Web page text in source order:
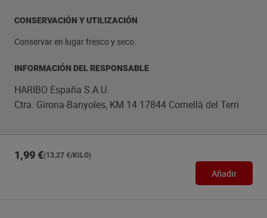
CONSERVACIÓN Y UTILIZACIÓN
Conservar en lugar fresco y seco.
INFORMACIÓN DEL RESPONSABLE
HARIBO España S.A.U.
Ctra. Girona-Banyoles, KM 14 17844 Cornellà del Terri
1,99 €(13,27 €/KILO)
Añadir